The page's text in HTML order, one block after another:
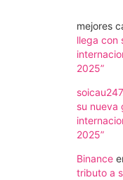
mejores
llega con
2025”
su nueva
2025”
Binance
tributo a